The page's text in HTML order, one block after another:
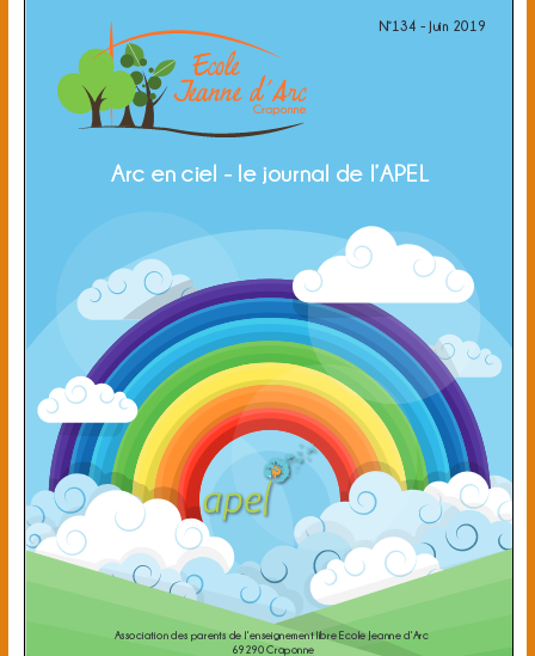
contrat
d'association
élémentaires)